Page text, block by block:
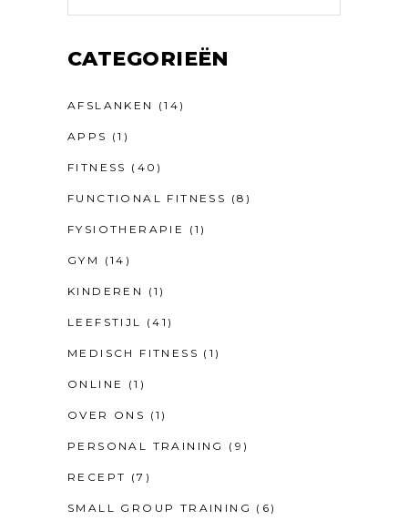
CATEGORIEËN
AFSLANKEN (14)
APPS (1)
FITNESS (40)
FUNCTIONAL FITNESS (8)
FYSIOTHERAPIE (1)
GYM (14)
KINDEREN (1)
LEEFSTIJL (41)
MEDISCH FITNESS (1)
ONLINE (1)
OVER ONS (1)
PERSONAL TRAINING (9)
RECEPT (7)
SMALL GROUP TRAINING (6)